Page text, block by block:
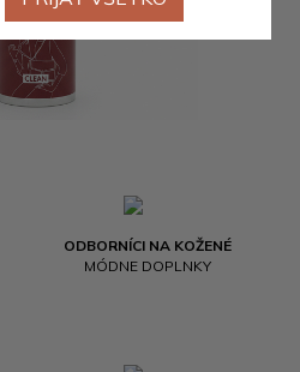
ODBORNÍCI NA KOŽENÉ
MÓDNE DOPLNKY